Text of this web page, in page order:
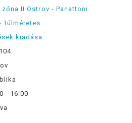
zóna II Ostrov - Panattoni
Túlméretes
kiadása
- 16:00